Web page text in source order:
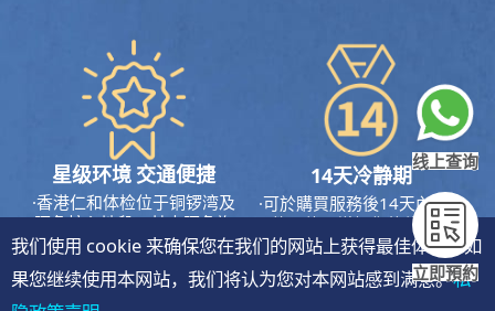
我们使用 cookie 来确保您在我们的网站上获得最佳体验。如
果您继续使用本网站，我们将认为您对本网站感到满意。私
星级环境 交通便捷
·香港仁和体检位于铜锣湾及
旺角核心地段，其中旺角旗
舰店总面积逾20,000呎。
·優雅的裝潢彷如置身高級會
所，讓您能輕鬆舒適的進行
14天冷静期
·可於購買服務後14天內無條
件退款，增加您的信心。
线上查询
立即預約